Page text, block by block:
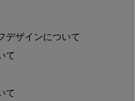
デザインについて
て
て